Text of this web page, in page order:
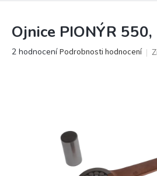
Ojnice PIONÝR
Průměrné
2 hodnocení Podrobnosti hodnocení